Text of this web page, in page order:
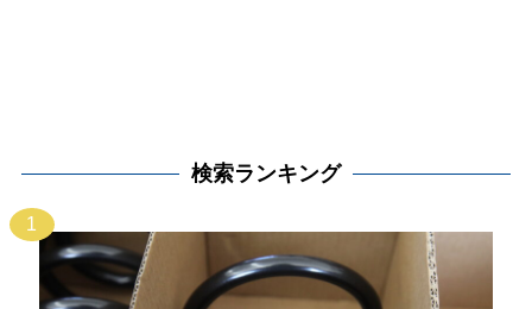
検索ランキング
1